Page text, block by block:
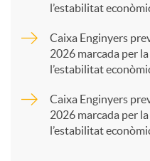
l’estabilitat
Caixa Enginyers
2026 marcada per
l’estabilitat
Caixa Enginyers
2026 marcada per
l’estabilitat